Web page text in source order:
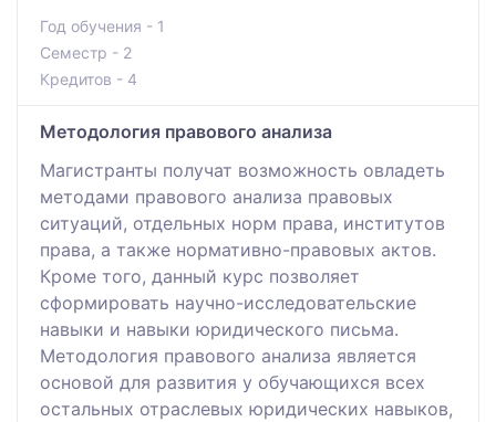
Год обучения - 1
Семестр - 2
Кредитов - 4
Методология правового анализа
Магистранты получат возможность овладеть
методами правового анализа правовых
ситуаций, отдельных норм права, институтов
права, а также нормативно-правовых актов.
Кроме того, данный курс позволяет
сформировать научно-исследовательские
навыки и навыки юридического письма.
Методология правового анализа является
основой для развития у обучающихся всех
остальных отраслевых юридических навыков,